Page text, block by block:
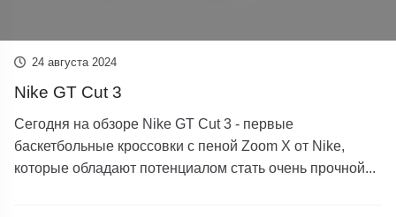
24 августа 2024
Nike GT Cut 3
Сегодня на обзоре Nike GT Cut 3 - первые
баскетбольные кроссовки с пеной Zoom X от Nike,
которые обладают потенциалом стать очень прочной...